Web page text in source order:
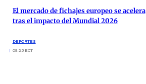
El mercado de fichajes europeo se acelera
tras el impacto del Mundial 2026
DEPORTES
09:25 ECT